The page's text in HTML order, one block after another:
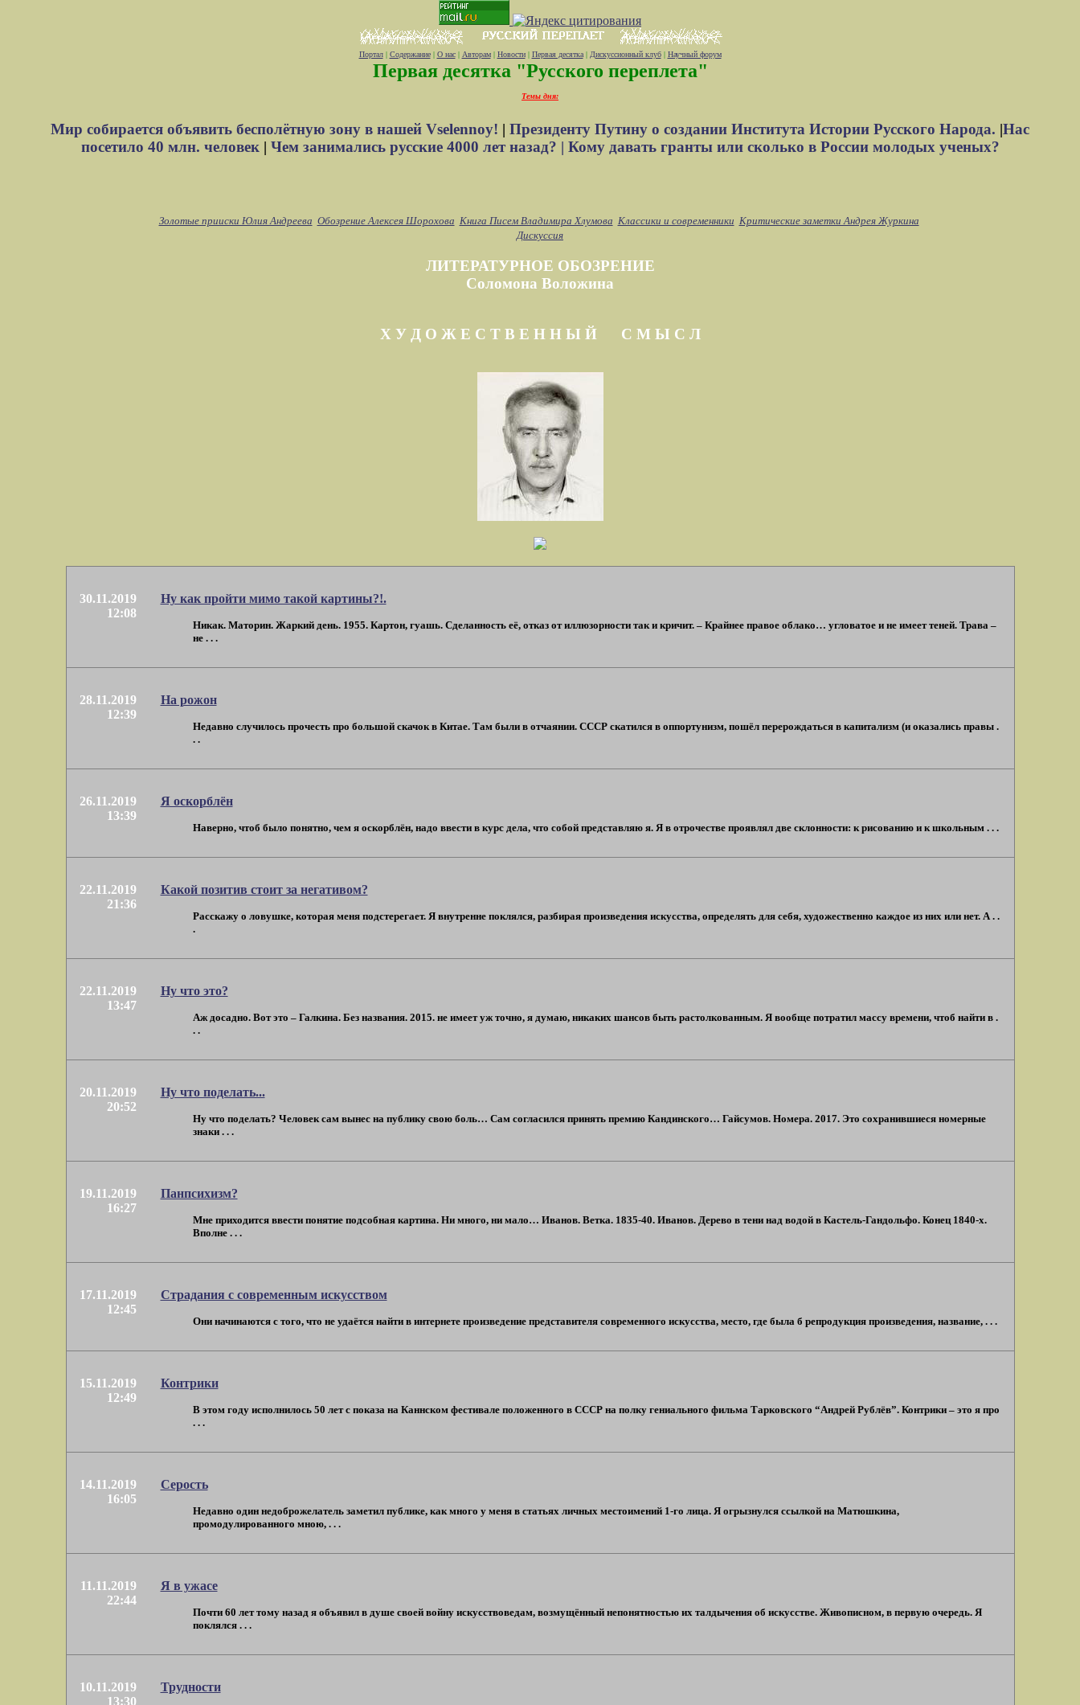
Портал| Содержание| О нас| Авторам| Новости| Первая десятка| Дискуссионный клуб| Научный форум
Первая десятка "Русского переплета"
Темы дня:
Мир собирается объявить бесполётную зону в нашей Vselennoy! | Президенту Путину о создании Института Истории Русского Народа. |Нас
посетило 40 млн. человек| Чем занимались русские 4000 лет назад? | Кому давать гранты или сколько в России молодых ученых?
Золотые прииски Юлия Андреева Обозрение Алексея Шорохова Книга Писем Владимира Хлумова Классики и современники Критические заметки Андрея Журкина
Дискуссия
ЛИТЕРАТУРНОЕ ОБОЗРЕНИЕ
Соломона Воложина
Х У Д О Ж Е С Т В Е Н Н Ы Й С М Ы С Л
30.11.2019
12:08
Ну как пройти мимо такой картины?!.
Никак. Маторин. Жаркий день. 1955. Картон, гуашь. Сделанность её, отказ от иллюзорности так и кричит. – Крайнее правое облако… угловатое и не имеет теней. Трава –
не . . .
28.11.2019
12:39
На рожон
Недавно случилось прочесть про большой скачок в Китае. Там были в отчаянии. СССР скатился в оппортунизм, пошёл перерождаться в капитализм (и оказались правы .
. .
26.11.2019
13:39
Я оскорблён
Наверно, чтоб было понятно, чем я оскорблён, надо ввести в курс дела, что собой представляю я. Я в отрочестве проявлял две склонности: к рисованию и к школьным . . .
22.11.2019
21:36
Какой позитив стоит за негативом?
Расскажу о ловушке, которая меня подстерегает. Я внутренне поклялся, разбирая произведения искусства, определять для себя, художественно каждое из них или нет. А . .
.
22.11.2019
13:47
Ну что это?
Аж досадно. Вот это – Галкина. Без названия. 2015. не имеет уж точно, я думаю, никаких шансов быть растолкованным. Я вообще потратил массу времени, чтоб найти в .
. .
20.11.2019
20:52
Ну что поделать...
Ну что поделать? Человек сам вынес на публику свою боль… Сам согласился принять премию Кандинского… Гайсумов. Номера. 2017. Это сохранившиеся номерные
знаки . . .
19.11.2019
16:27
Панпсихизм?
Мне приходится ввести понятие подсобная картина. Ни много, ни мало… Иванов. Ветка. 1835-40. Иванов. Дерево в тени над водой в Кастель-Гандольфо. Конец 1840-х.
Вполне . . .
17.11.2019
12:45
Страдания с современным искусством
Они начинаются с того, что не удаётся найти в интернете произведение представителя современного искусства, место, где была б репродукция произведения, название, . . .
15.11.2019
12:49
Контрики
В этом году исполнилось 50 лет с показа на Каннском фестивале положенного в СССР на полку гениального фильма Тарковского “Андрей Рублёв”. Контрики – это я про
. . .
14.11.2019
16:05
Серость
Недавно один недоброжелатель заметил публике, как много у меня в статьях личных местоимений 1-го лица. Я огрызнулся ссылкой на Матюшкина,
промодулированного мною, . . .
11.11.2019
22:44
Я в ужасе
Почти 60 лет тому назад я объявил в душе своей войну искусствоведам, возмущённый непонятностью их талдычения об искусстве. Живописном, в первую очередь. Я
поклялся . . .
10.11.2019
13:30
Трудности